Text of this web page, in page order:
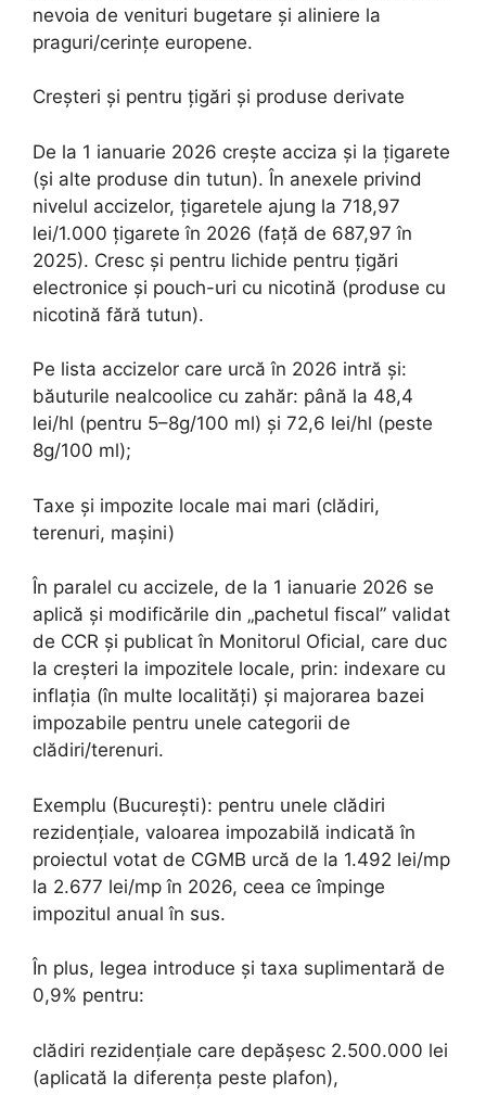
nevoia de venituri bugetare și aliniere la
praguri/cerințe europene.
Creșteri și pentru țigări și produse derivate
De la 1 ianuarie 2026 crește acciza și la țigarete
(și alte produse din tutun). În anexele privind
nivelul accizelor, țigaretele ajung la 718,97
lei/1.000 țigarete în 2026 (față de 687,97 în
2025). Cresc și pentru lichide pentru țigări
electronice și pouch-uri cu nicotină (produse cu
nicotină fără tutun).
Pe lista accizelor care urcă în 2026 intră și:
băuturile nealcoolice cu zahăr: până la 48,4
lei/hl (pentru 5–8g/100 ml) și 72,6 lei/hl (peste
8g/100 ml);
Taxe și impozite locale mai mari (clădiri,
terenuri, mașini)
În paralel cu accizele, de la 1 ianuarie 2026 se
aplică și modificările din „pachetul fiscal” validat
de CCR și publicat în Monitorul Oficial, care duc
la creșteri la impozitele locale, prin: indexare cu
inflația (în multe localități) și majorarea bazei
impozabile pentru unele categorii de
clădiri/terenuri.
Exemplu (București): pentru unele clădiri
rezidențiale, valoarea impozabilă indicată în
proiectul votat de CGMB urcă de la 1.492 lei/mp
la 2.677 lei/mp în 2026, ceea ce împinge
impozitul anual în sus.
În plus, legea introduce și taxa suplimentară de
0,9% pentru:
clădiri rezidențiale care depășesc 2.500.000 lei
(aplicată la diferența peste plafon),